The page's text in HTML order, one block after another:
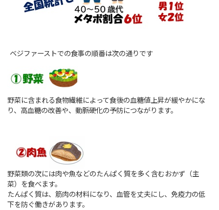
ベジファーストでの食事の順番は次の通りです
野菜に含まれる食物繊維によって食後の血糖値上昇が緩やかにな
り、高血糖の改善や、動脈硬化の予防につながります。
野菜類の次には肉や魚などのたんぱく質を多く含むおかず（主
菜）を食べます。
たんぱく質は、筋肉の材料になり、血管を丈夫にし、免疫力の低
下を防ぐ働きがあります。